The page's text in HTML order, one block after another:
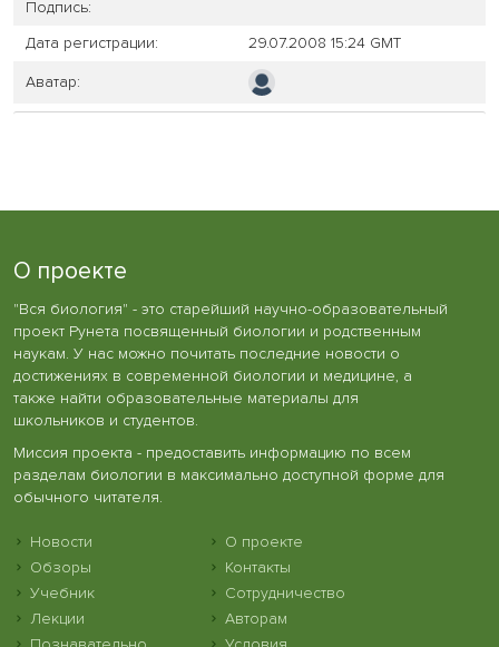
Подпись:
Дата регистрации:
29.07.2008 15:24 GMT
Аватар:
О проекте
"Вся биология" - это старейший научно-образовательный
проект Рунета посвященный биологии и родственным
наукам. У нас можно почитать последние новости о
достижениях в современной биологии и медицине, а
также найти образовательные материалы для
школьников и студентов.
Миссия проекта - предоставить информацию по всем
разделам биологии в максимально доступной форме для
обычного читателя.
Новости
Обзоры
Учебник
Лекции
О проекте
Контакты
Сотрудничество
Авторам